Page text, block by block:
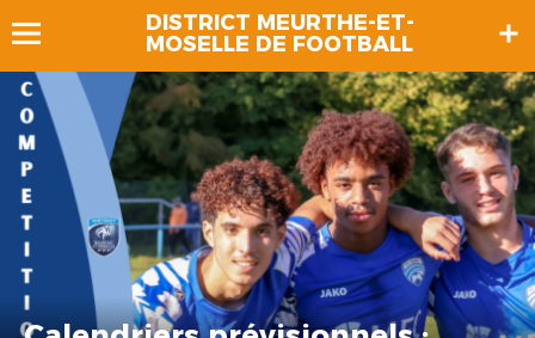
DISTRICT MEURTHE-ET-
MOSELLE DE FOOTBALL